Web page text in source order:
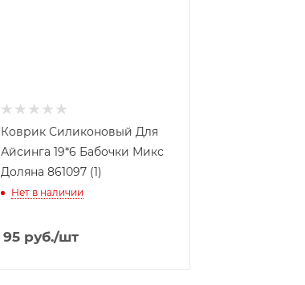
Коврик Силиконовый Для
Айсинга 19*6 Бабочки Микс
Доляна 861097 (1)
Нет в наличии
95руб./шт